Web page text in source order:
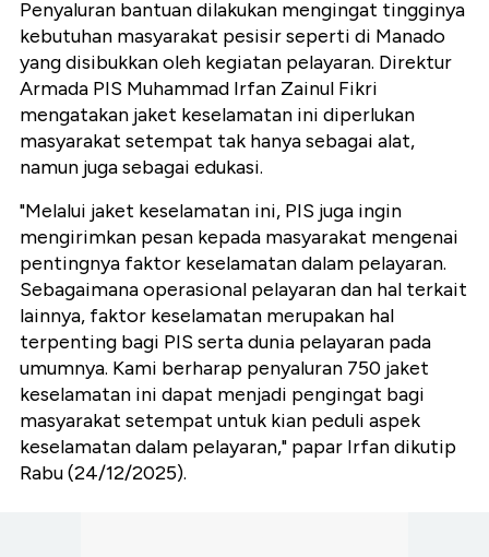
Penyaluran bantuan dilakukan mengingat tingginya
kebutuhan masyarakat pesisir seperti di Manado
yang disibukkan oleh kegiatan pelayaran. Direktur
Armada PIS Muhammad Irfan Zainul Fikri
mengatakan jaket keselamatan ini diperlukan
masyarakat setempat tak hanya sebagai alat,
namun juga sebagai edukasi.
"Melalui jaket keselamatan ini, PIS juga ingin
mengirimkan pesan kepada masyarakat mengenai
pentingnya faktor keselamatan dalam pelayaran.
Sebagaimana operasional pelayaran dan hal terkait
lainnya, faktor keselamatan merupakan hal
terpenting bagi PIS serta dunia pelayaran pada
umumnya. Kami berharap penyaluran 750 jaket
keselamatan ini dapat menjadi pengingat bagi
masyarakat setempat untuk kian peduli aspek
keselamatan dalam pelayaran," papar Irfan dikutip
Rabu (24/12/2025).